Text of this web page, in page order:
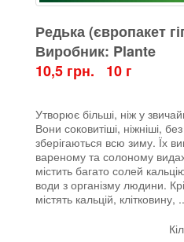
Редька (європакет
Виробник: Plante
10,5 грн. 10 г
Утворює більші, ніж у
Вони соковитіші, ніжніші,
зберігаються всю зиму. Їх
вареному та солоному
містить багато солей
води з організму людини.
містять кальцій, клітковину,